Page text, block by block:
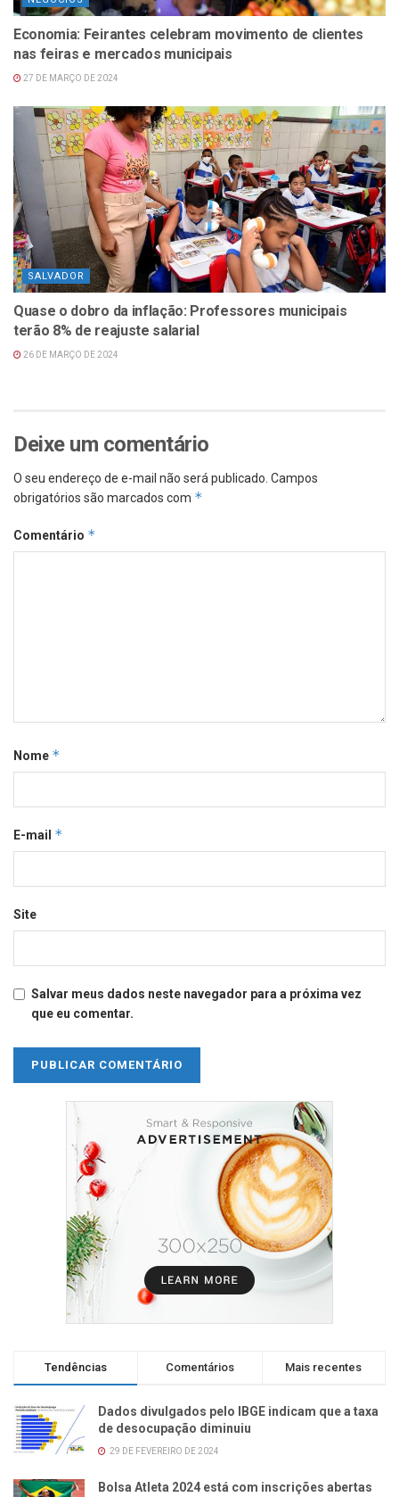
Economia: Feirantes celebram movimento de clientes
nas feiras e mercados municipais
27 DE MARÇO DE 2024
SALVADOR
Quase o dobro da inflação: Professores municipais
terão 8% de reajuste salarial
26 DE MARÇO DE 2024
Deixe um comentário
O seu endereço de e-mail não será publicado. Campos
obrigatórios são marcados com *
Comentário *
Nome *
E-mail *
Site
Salvar meus dados neste navegador para a próxima vez
que eu comentar.
Tendências Comentários Mais recentes
Dados divulgados pelo IBGE indicam que a taxa
de desocupação diminuiu
29 DE FEVEREIRO DE 2024
Bolsa Atleta 2024 está com inscrições abertas